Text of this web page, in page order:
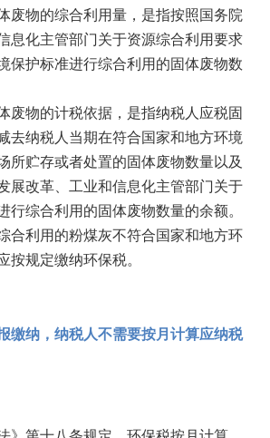
废物的综合利用量，是指按照国务院
息化主管部门关于资源综合利用要求
保护标准进行综合利用的固体废物数
废物的计税依据，是指纳税人应税固
去纳税人当期在符合国家和地方环境
所贮存或者处置的固体废物数量以及
展改革、工业和信息化主管部门关于
行综合利用的固体废物数量的余额。
合利用的粉煤灰不符合国家和地方环
规定缴纳环保税。
缴纳，纳税人不需要按月计算应纳税